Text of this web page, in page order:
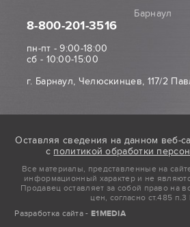
Барнаул
8-800-201-3516
пн-пт - 9:00-18:00
сб - 10:00-15:00
г. Барнаул, Челюскинцев, 117/2
Оставляя сведения на данном веб-
с политикой обработки
Все материалы, представленные на
информационный характер и не
Продавец оставляет за собой право на
цен, согласно ст.485
Разработка сайта - E1MEDIA